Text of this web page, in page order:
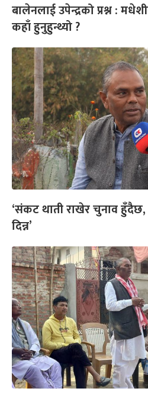
बालेनलाई उपेन्द्रको प्रश्न :
कहाँ हुनुहुन्थ्यो ?
‘संकट थाती राखेर चुनाव
दिन्न’